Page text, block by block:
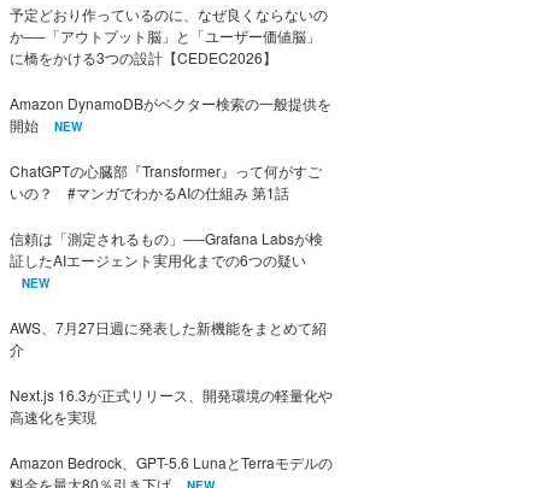
予定どおり作っているのに、なぜ良くならないの
か──「アウトプット脳」と「ユーザー価値脳」
に橋をかける3つの設計【CEDEC2026】
Amazon DynamoDBがベクター検索の一般提供を
開始
NEW
ChatGPTの心臓部『Transformer』って何がすご
いの？ #マンガでわかるAIの仕組み 第1話
信頼は「測定されるもの」──Grafana Labsが検
証したAIエージェント実用化までの6つの疑い
NEW
AWS、7月27日週に発表した新機能をまとめて紹
介
Next.js 16.3が正式リリース、開発環境の軽量化や
高速化を実現
Amazon Bedrock、GPT-5.6 LunaとTerraモデルの
料金を最大80％引き下げ